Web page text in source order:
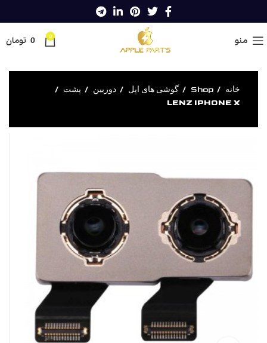
منو 0
0 تومان
خانه Shop گوشی های اپل دوربین
پشت
LENZ IPHONE X